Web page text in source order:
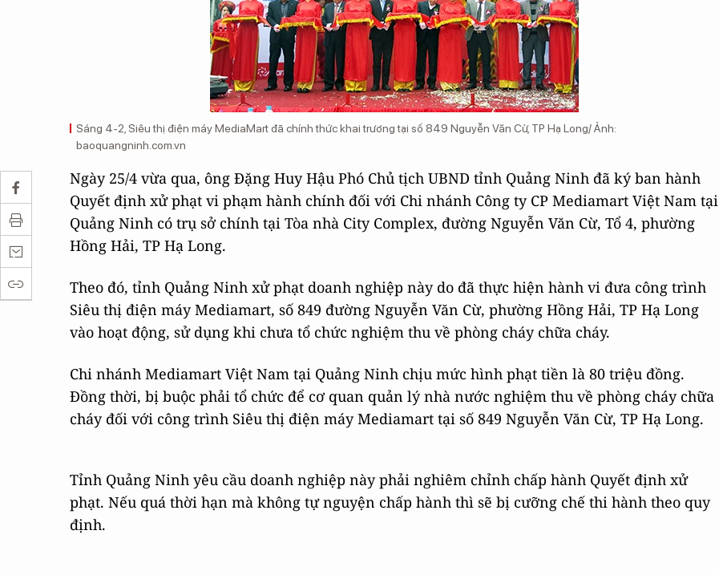
Sáng 4-2, Siêu thị điện máy MediaMart đã chính thức khai trương tại số 849 Nguyễn Văn Cừ, TP Hạ Long/ Ảnh:
baoquangninh.com.vn
Ngày 25/4 vừa qua, ông Đặng Huy Hậu Phó Chủ tịch UBND tỉnh Quảng Ninh đã ký ban hành
Quyết định xử phạt vi phạm hành chính đối với Chi nhánh Công ty CP Mediamart Việt Nam tại
Quảng Ninh có trụ sở chính tại Tòa nhà City Complex, đường Nguyễn Văn Cừ, Tổ 4, phường
Hồng Hải, TP Hạ Long.
Theo đó, tỉnh Quảng Ninh xử phạt doanh nghiệp này do đã thực hiện hành vi đưa công trình
Siêu thị điện máy Mediamart, số 849 đường Nguyễn Văn Cừ, phường Hồng Hải, TP Hạ Long
vào hoạt động, sử dụng khi chưa tổ chức nghiệm thu về phòng cháy chữa cháy.
Chi nhánh Mediamart Việt Nam tại Quảng Ninh chịu mức hình phạt tiền là 80 triệu đồng.
Đồng thời, bị buộc phải tổ chức để cơ quan quản lý nhà nước nghiệm thu về phòng cháy chữa
cháy đối với công trình Siêu thị điện máy Mediamart tại số 849 Nguyễn Văn Cừ, TP Hạ Long.
Tỉnh Quảng Ninh yêu cầu doanh nghiệp này phải nghiêm chỉnh chấp hành Quyết định xử
phạt. Nếu quá thời hạn mà không tự nguyện chấp hành thì sẽ bị cưỡng chế thi hành theo quy
định.